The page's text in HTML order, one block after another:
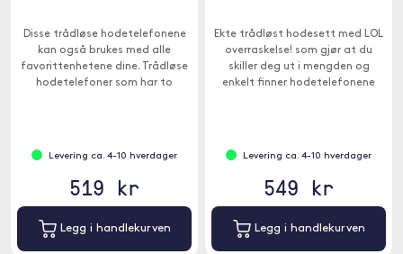
Disse trådløse hodetelefonene
kan også brukes med alle
favorittenhetene dine. Trådløse
hodetelefoner som har to
Levering ca. 4-10 hverdager
519 kr
Legg i handlekurven
Ekte trådløst hodesett med LOL
overraskelse! som gjør at du
skiller deg ut i mengden og
enkelt finner hodetelefonene
Levering ca. 4-10 hverdager
549 kr
Legg i handlekurven